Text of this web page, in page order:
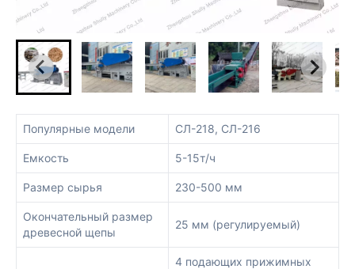
Популярные модели СЛ-218, СЛ-216
Емкость 5-15т/ч
Размер сырья 230-500 мм
Окончательный размер
древесной щепы
25 мм (регулируемый)
4 подающих прижимных